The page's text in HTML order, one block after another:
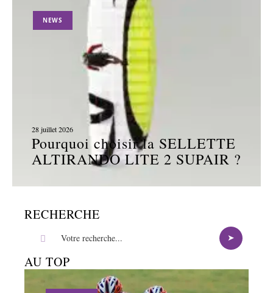
NEWS
28 juillet 2026
Pourquoi choisir la SELLETTE
ALTIRANDO LITE 2 SUPAIR ?
RECHERCHE
AU TOP